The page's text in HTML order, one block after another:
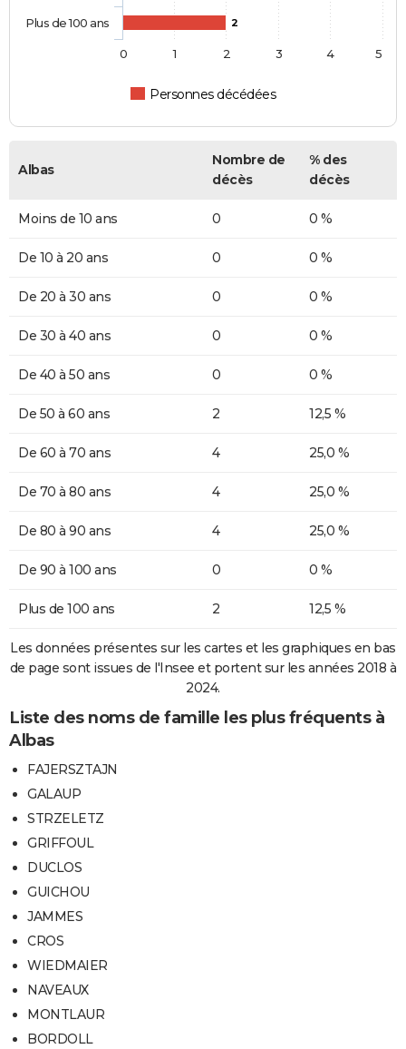
2
Personnes décédées
Plus de 100 ans
0 1 2 3 4 5
Albas
Nombre de
décès
% des
décès
Moins de 10 ans 0 0 %
De 10 à 20 ans 0 0 %
De 20 à 30 ans 0 0 %
De 30 à 40 ans 0 0 %
De 40 à 50 ans 0 0 %
De 50 à 60 ans 2 12,5 %
De 60 à 70 ans 4 25,0 %
De 70 à 80 ans 4 25,0 %
De 80 à 90 ans 4 25,0 %
De 90 à 100 ans 0 0 %
Plus de 100 ans 2 12,5 %
Les données présentes sur les cartes et les graphiques en bas
de page sont issues de l'Insee et portent sur les années 2018 à
2024.
Liste des noms de famille les plus fréquents à
Albas
FAJERSZTAJN
GALAUP
STRZELETZ
GRIFFOUL
DUCLOS
GUICHOU
JAMMES
CROS
WIEDMAIER
NAVEAUX
MONTLAUR
BORDOLL